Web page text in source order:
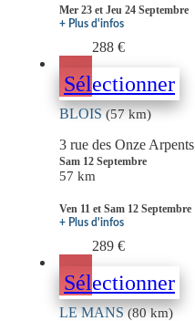
Mer 23 et Jeu 24 Septembre
+ Plus d'infos
288 €
Sélectionner
BLOIS(57 km)
3 rue des Onze Arpents
Sam 12 Septembre
57 km
Ven 11 et Sam 12 Septembre
+ Plus d'infos
289 €
Sélectionner
LE MANS(80 km)